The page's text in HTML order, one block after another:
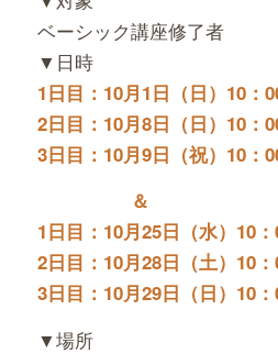
ベーシック講座修了者
▼日時
1日目：10月1日（日）10：
2日目：10月8日（日）10：
3日目：10月9日（祝）10：
＆
1日目：10月25日（水）10
2日目：10月28日（土）10
3日目：10月29日（日）10
▼場所